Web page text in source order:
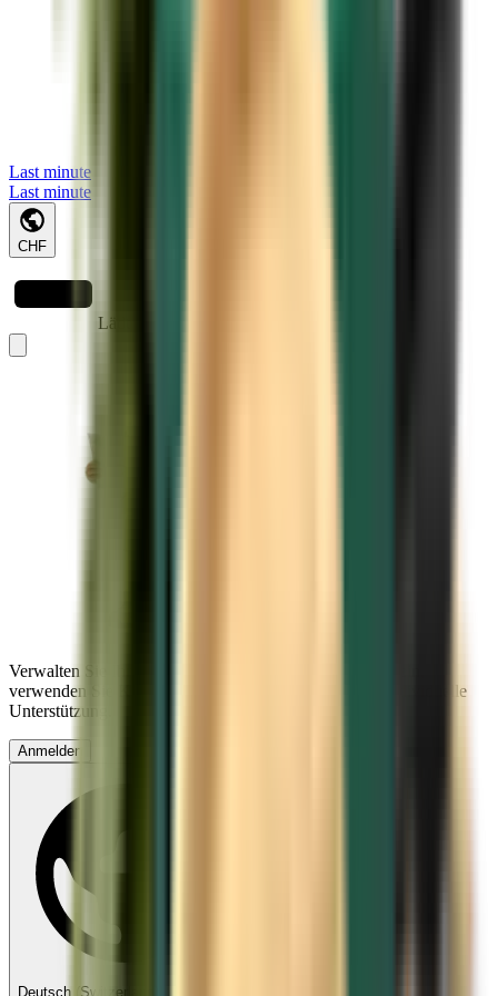
Last minute
Last minute
CHF
Lädt
Verwalten Sie Ihre Reisen, richten Sie einen Preisalarm ein,
verwenden Sie Kiwi.com-Guthaben und erhalten Sie individuelle
Unterstützung.
Anmelden
Deutsch (Switzerland) - CHF SFr.